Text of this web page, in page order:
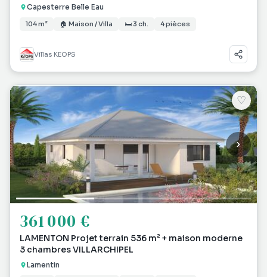
Capesterre Belle Eau
104 m² 🏠 Maison / Villa 🛏 3 ch. 4 pièces
Villas KEOPS
♡
361 000 €
LAMENTON Projet terrain 536 m² + maison moderne
3 chambres VILLARCHIPEL
Lamentin